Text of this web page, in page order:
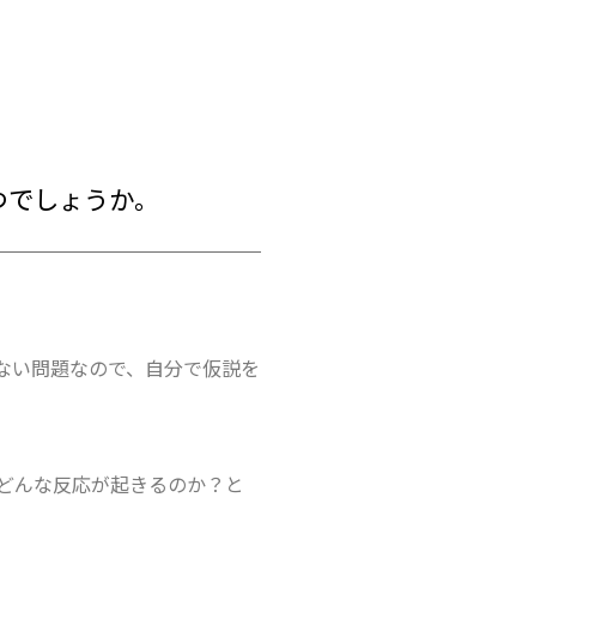
しょうか。
い問題なので、自分で仮説を
んな反応が起きるのか？と